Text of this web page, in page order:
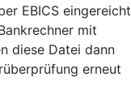
EBICS eingereicht
mit
diese Datei dann
erneut